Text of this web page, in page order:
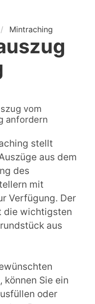
Mintraching
vom
anfordern
stellt
aus dem
des
mit
Verfügung. Der
die wichtigsten
aus
können Sie ein
oder